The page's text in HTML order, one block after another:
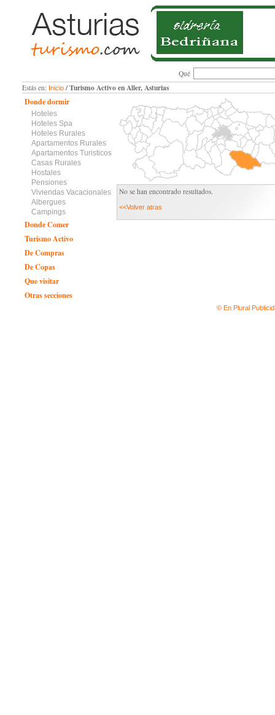
Qué
Estás en: Inicio/ Turismo Activo en Aller, Asturias
Donde dormir
Hoteles
Hoteles Spa
Hoteles Rurales
Apartamentos Rurales
Apartamentos Turisticos
Casas Rurales
Hostales
Pensiones
Viviendas Vacacionales
Albergues
Campings
Donde Comer
Turismo Activo
De Compras
De Copas
Que visitar
Otras secciones
No se han encontrado resultados.
<<Volver atras
© En Plural